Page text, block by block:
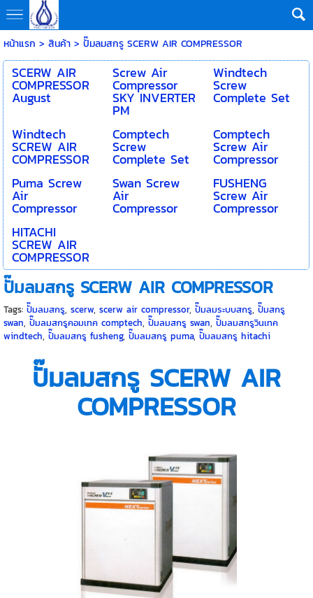
หน้าแรก > สินค้า> ปั๊มลมสกรู SCERW AIR COMPRESSOR
SCERW AIR
COMPRESSOR
August
Screw Air
Compressor
SKY INVERTER
PM
Windtech
Screw
Complete Set
Windtech
SCREW AIR
COMPRESSOR
Comptech
Screw
Complete Set
Comptech
Screw Air
Compressor
Puma Screw
Air
Compressor
Swan Screw
Air
Compressor
FUSHENG
Screw Air
Compressor
HITACHI
SCREW AIR
COMPRESSOR
ปั๊มลมสกรู SCERW AIR COMPRESSOR
Tags: ปั๊มลมสกรู, scerw, scerw air compressor, ปั๊มลมระบบสกรู, ปั๊มสกรู
swan, ปั๊มลมสกรูคอมเทค comptech, ปั๊มลมสกรู swan, ปั๊มลมสกรูวินเทค
windtech, ปั๊มลมสกรู fusheng, ปั๊มลมสกรู puma, ปั๊มลมสกรู hitachi
ปั๊มลมสกรู SCERW AIR
COMPRESSOR